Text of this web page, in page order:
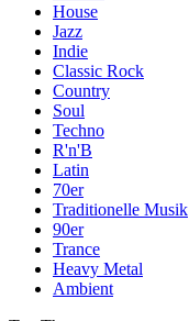
House
Jazz
Indie
Classic Rock
Country
Soul
Techno
R'n'B
Latin
70er
Traditionelle Musik
90er
Trance
Heavy Metal
Ambient